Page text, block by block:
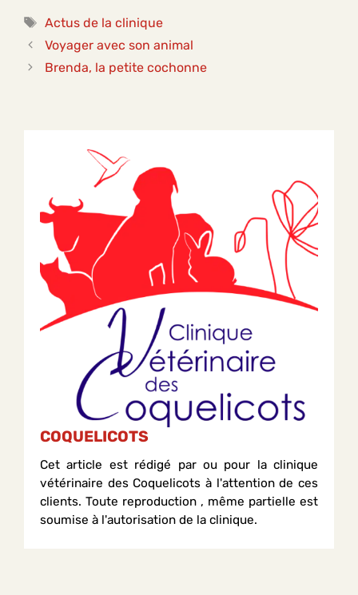
Étiquettes
Actus de la clinique
Voyager avec son animal
Brenda, la petite cochonne
COQUELICOTS
Cet article est rédigé par ou pour la clinique
vétérinaire des Coquelicots à l'attention de ces
clients. Toute reproduction , même partielle est
soumise à l'autorisation de la clinique.